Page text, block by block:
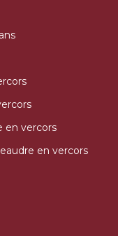
en vercors
en vercors